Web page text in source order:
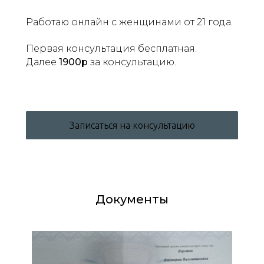
Работаю онлайн с женщинами от 21 года.
Первая консультация бесплатная.
Далее 1900р за консультацию.
Записаться на консультацию
Документы